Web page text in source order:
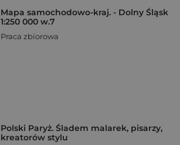
Mapa samochodowo-kraj. - Dolny Śląsk
1:250 000 w.7
Praca zbiorowa
Polski Paryż. Śladem malarek, pisarzy,
kreatorów stylu